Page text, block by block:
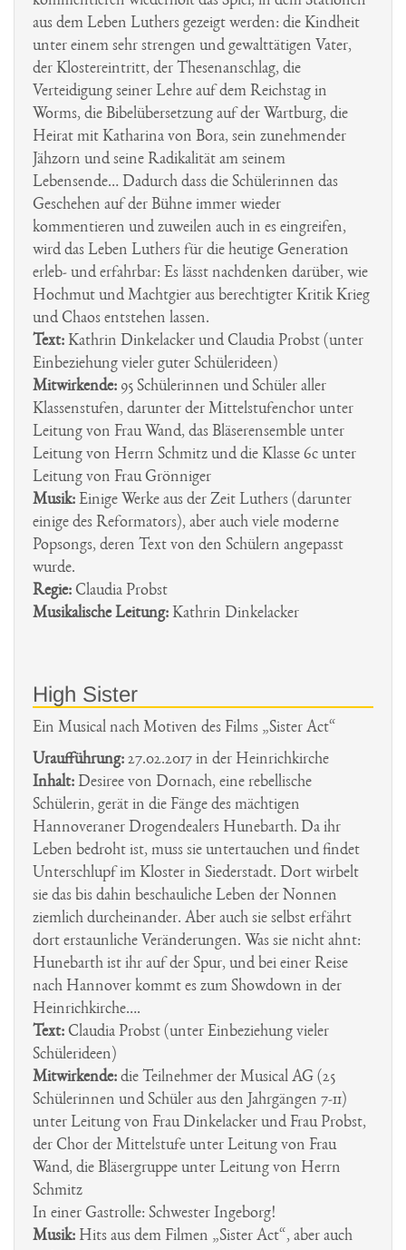
aus dem Leben Luthers gezeigt werden: die Kindheit
unter einem sehr strengen und gewalttätigen Vater,
der Klostereintritt, der Thesenanschlag, die
Verteidigung seiner Lehre auf dem Reichstag in
Worms, die Bibelübersetzung auf der Wartburg, die
Heirat mit Katharina von Bora, sein zunehmender
Jähzorn und seine Radikalität am seinem
Lebensende… Dadurch dass die Schülerinnen das
Geschehen auf der Bühne immer wieder
kommentieren und zuweilen auch in es eingreifen,
wird das Leben Luthers für die heutige Generation
erleb- und erfahrbar: Es lässt nachdenken darüber, wie
Hochmut und Machtgier aus berechtigter Kritik Krieg
und Chaos entstehen lassen.
Text: Kathrin Dinkelacker und Claudia Probst (unter
Einbeziehung vieler guter Schülerideen)
Mitwirkende: 95 Schülerinnen und Schüler aller
Klassenstufen, darunter der Mittelstufenchor unter
Leitung von Frau Wand, das Bläserensemble unter
Leitung von Herrn Schmitz und die Klasse 6c unter
Leitung von Frau Grönniger
Musik: Einige Werke aus der Zeit Luthers (darunter
einige des Reformators), aber auch viele moderne
Popsongs, deren Text von den Schülern angepasst
wurde.
Regie: Claudia Probst
Musikalische Leitung: Kathrin Dinkelacker
High Sister
Ein Musical nach Motiven des Films „Sister Act“
Uraufführung: 27.02.2017 in der Heinrichkirche
Inhalt: Desiree von Dornach, eine rebellische
Schülerin, gerät in die Fänge des mächtigen
Hannoveraner Drogendealers Hunebarth. Da ihr
Leben bedroht ist, muss sie untertauchen und findet
Unterschlupf im Kloster in Siederstadt. Dort wirbelt
sie das bis dahin beschauliche Leben der Nonnen
ziemlich durcheinander. Aber auch sie selbst erfährt
dort erstaunliche Veränderungen. Was sie nicht ahnt:
Hunebarth ist ihr auf der Spur, und bei einer Reise
nach Hannover kommt es zum Showdown in der
Heinrichkirche….
Text: Claudia Probst (unter Einbeziehung vieler
Schülerideen)
Mitwirkende: die Teilnehmer der Musical AG (25
Schülerinnen und Schüler aus den Jahrgängen 7-11)
unter Leitung von Frau Dinkelacker und Frau Probst,
der Chor der Mittelstufe unter Leitung von Frau
Wand, die Bläsergruppe unter Leitung von Herrn
Schmitz
In einer Gastrolle: Schwester Ingeborg!
Musik: Hits aus dem Filmen „Sister Act“, aber auch